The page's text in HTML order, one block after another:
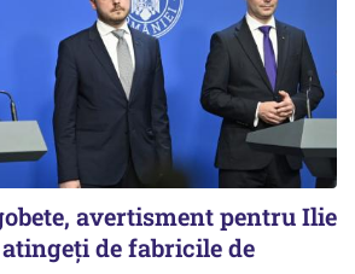
avertisment pentru Ilie
de fabricile de